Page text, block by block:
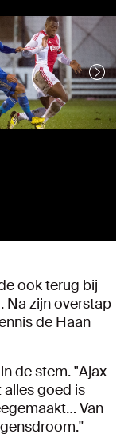
ook terug bij
Na zijn overstap
de Haan
de stem. "Ajax
alles goed is
Van